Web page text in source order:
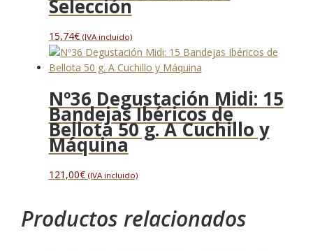
Selección
15,74€ (IVA incluido)
Nº36 Degustación Midi: 15
Bandejas Ibéricos de
Bellota 50 g. A Cuchillo y
Máquina
121,00€ (IVA incluido)
Productos relacionados